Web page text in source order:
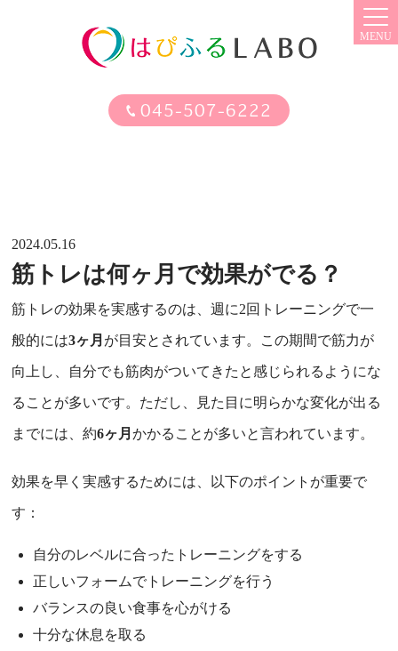
045-507-6222
MENU
2024.05.16
筋トレは何ヶ月で効果がでる？
筋トレの効果を実感するのは、週に2回トレーニングで一
般的には3ヶ月 が目安とされています。この期間で筋力が
向上し、自分でも筋肉がついてきたと感じられるようにな
ることが多いです。ただし、見た目に明らかな変化が出る
までには、約6ヶ月かかることが多いと言われています。
効果を早く実感するためには、以下のポイントが重要で
す：
自分のレベルに合ったトレーニングをする
正しいフォームでトレーニングを行う
バランスの良い食事を心がける
十分な休息を取る